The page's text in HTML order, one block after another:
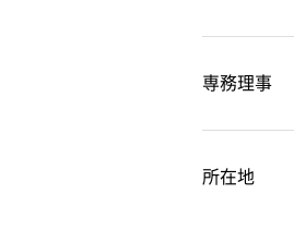
専務理事
所在地